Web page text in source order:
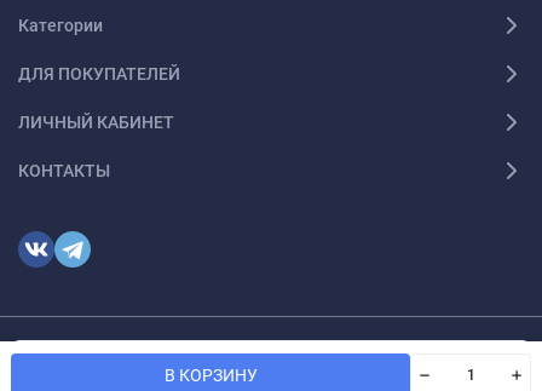
В КОРЗИНУ
Категории
ДЛЯ ПОКУПАТЕЛЕЙ
ЛИЧНЫЙ КАБИНЕТ
КОНТАКТЫ